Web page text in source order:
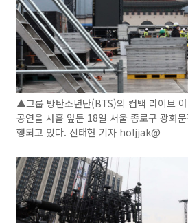
▲그룹 방탄소년단(BTS)의 컴백 라이브
공연을 사흘 앞둔 18일 서울 종로구 광화
행되고 있다. 신태현 기자 holjjak@